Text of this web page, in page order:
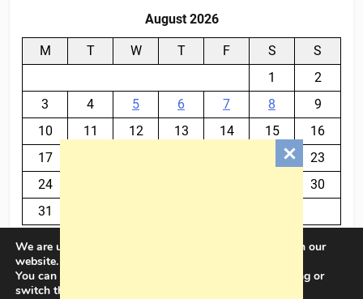
August 2026
M T W T F S
S
1
2
3
4 5 6 7 8
9
10
11 12 13 14 15
16
17
23
24
30
31
We are using cookies to give you the best experience on our
website.
You can find out more about which cookies we are using or
switch them off in